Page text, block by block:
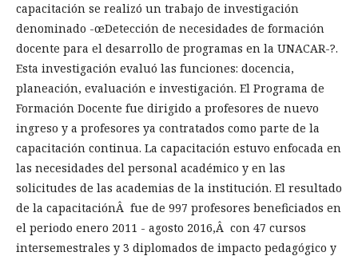
capacitación se realizó un trabajo de investigación
denominado -œDetección de necesidades de formación
docente para el desarrollo de programas en la UNACAR-?.
Esta investigación evaluó las funciones: docencia,
planeación, evaluación e investigación. El Programa de
Formación Docente fue dirigido a profesores de nuevo
ingreso y a profesores ya contratados como parte de la
capacitación continua. La capacitación estuvo enfocada en
las necesidades del personal académico y en las
solicitudes de las academias de la institución. El resultado
de la capacitaciónÂ fue de 997 profesores beneficiados en
el periodo enero 2011 - agosto 2016,Â con 47 cursos
intersemestrales y 3 diplomados de impacto pedagógico y